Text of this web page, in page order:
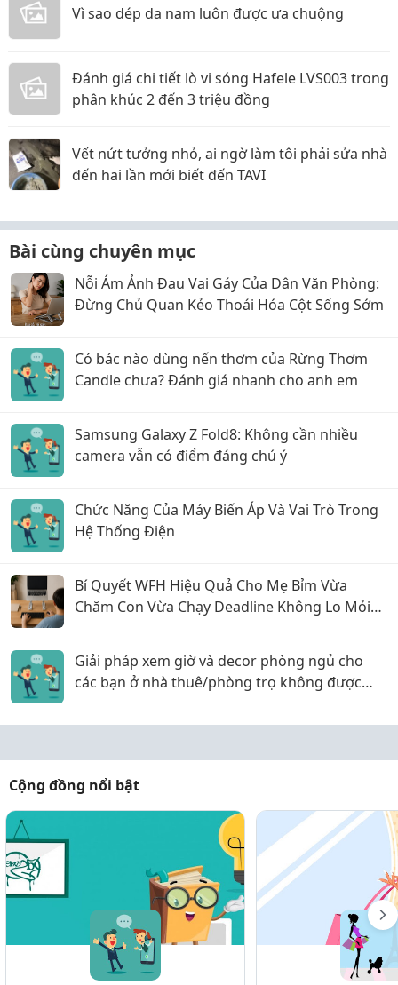
Vì sao dép da nam luôn được ưa chuộng
Đánh giá chi tiết lò vi sóng Hafele LVS003 trong
phân khúc 2 đến 3 triệu đồng
Vết nứt tưởng nhỏ, ai ngờ làm tôi phải sửa nhà
đến hai lần mới biết đến TAVI
Bài cùng chuyên mục
Nỗi Ám Ảnh Đau Vai Gáy Của Dân Văn Phòng:
Đừng Chủ Quan Kẻo Thoái Hóa Cột Sống Sớm
Có bác nào dùng nến thơm của Rừng Thơm
Candle chưa? Đánh giá nhanh cho anh em
Samsung Galaxy Z Fold8: Không cần nhiều
camera vẫn có điểm đáng chú ý
Chức Năng Của Máy Biến Áp Và Vai Trò Trong
Hệ Thống Điện
Bí Quyết WFH Hiệu Quả Cho Mẹ Bỉm Vừa
Chăm Con Vừa Chạy Deadline Không Lo Mỏi
Giải pháp xem giờ và decor phòng ngủ cho
các bạn ở nhà thuê/phòng trọ không được
Cộng đồng nổi bật